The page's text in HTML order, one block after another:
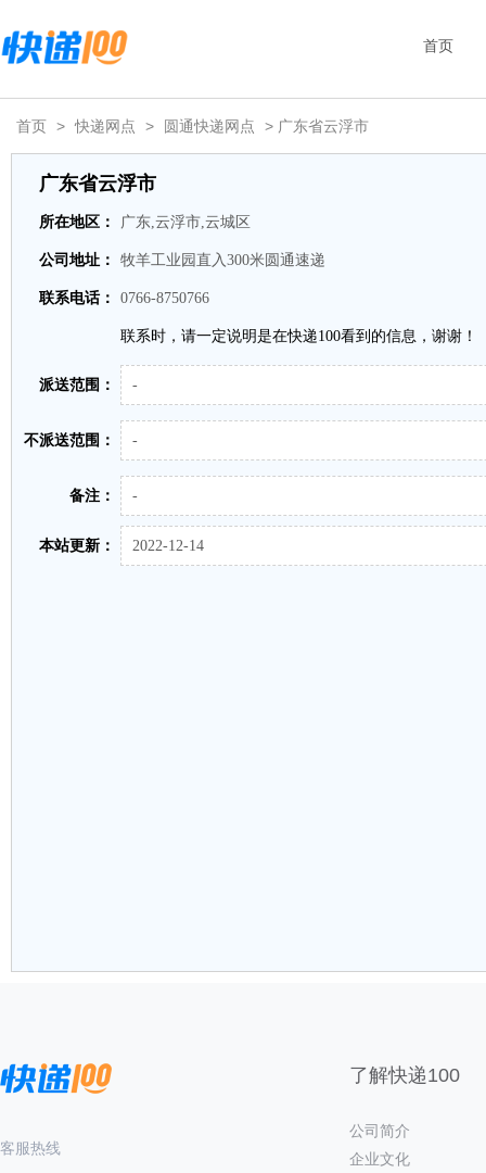
首页
首页 > 快递网点 > 圆通快递网点 > 广东省云浮市
广东省云浮市
所在地区： 广东,云浮市,云城区
公司地址： 牧羊工业园直入300米圆通速递
联系电话： 0766-8750766
联系时，请一定说明是在快递100看到的信息，谢谢！
派送范围： -
不派送范围： -
备注： -
本站更新： 2022-12-14
客服热线
了解快递100
公司简介
企业文化